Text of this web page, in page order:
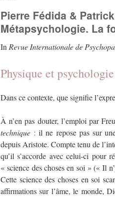
Pierre Fédida &
Métapsychologie. La
In Revue Internationale de
Physique et psychologie
Dans ce contexte, que signifie
À n’en pas douter, l’emploi par
technique : il ne repose pas sur
depuis Aristote. Compte tenu de
qu’il s’accorde avec celui-ci pour
« science des choses en soi » (« Il
Cette science des choses en soi
affirmations sur l’âme, le monde,